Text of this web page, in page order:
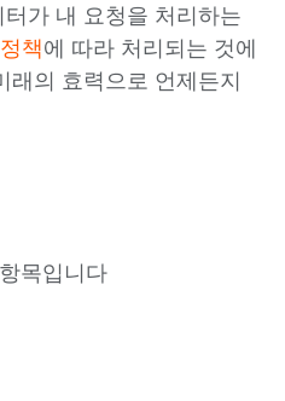
가 내 요청을 처리하는
책에 따라 처리되는 것에
의 효력으로 언제든지
목입니다